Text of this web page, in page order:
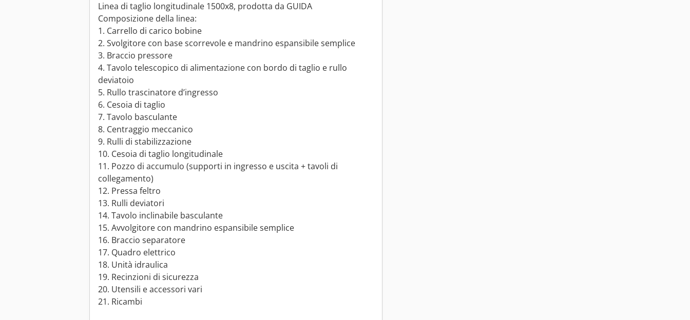
Linea di taglio longitudinale 1500x8, prodotta da GUIDA
Composizione della linea:
1. Carrello di carico bobine
2. Svolgitore con base scorrevole e mandrino espansibile semplice
3. Braccio pressore
4. Tavolo telescopico di alimentazione con bordo di taglio e rullo
deviatoio
5. Rullo trascinatore d’ingresso
6. Cesoia di taglio
7. Tavolo basculante
8. Centraggio meccanico
9. Rulli di stabilizzazione
10. Cesoia di taglio longitudinale
11. Pozzo di accumulo (supporti in ingresso e uscita + tavoli di
collegamento)
12. Pressa feltro
13. Rulli deviatori
14. Tavolo inclinabile basculante
15. Avvolgitore con mandrino espansibile semplice
16. Braccio separatore
17. Quadro elettrico
18. Unità idraulica
19. Recinzioni di sicurezza
20. Utensili e accessori vari
21. Ricambi